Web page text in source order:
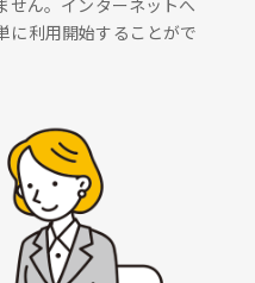
に利用開始することがで